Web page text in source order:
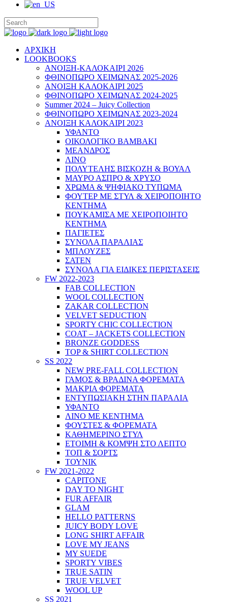
ΑΡΧΙΚΗ
LOOKBOOKS
ΑΝΟΙΞΗ-ΚΑΛΟΚΑΙΡΙ 2026
ΦΘΙΝΟΠΩΡΟ ΧΕΙΜΩΝΑΣ 2025-2026
ΑΝΟΙΞΗ ΚΑΛΟΚΑΙΡΙ 2025
ΦΘΙΝΟΠΩΡΟ ΧΕΙΜΩΝΑΣ 2024-2025
Summer 2024 – Juicy Collection
ΦΘΙΝΟΠΩΡΟ ΧΕΙΜΩΝΑΣ 2023-2024
ΑΝΟΙΞΗ ΚΑΛΟΚΑΙΡΙ 2023
ΥΦΑΝΤΟ
ΟΙΚΟΛΟΓΙΚΟ ΒΑΜΒΑΚΙ
ΜΕΑΝΔΡΟΣ
ΛΙΝΟ
ΠΟΛΥΤΕΛΗΣ ΒΙΣΚΟΖΗ & ΒΟΥΑΛ
ΜΑΥΡΟ ΑΣΠΡΟ & ΧΡΥΣΟ
ΧΡΩΜΑ & ΨΗΦΙΑΚΟ ΤΥΠΩΜΑ
ΦΟΥΤΕΡ ΜΕ ΣΤΥΛ & ΧΕΙΡΟΠΟΙΗΤΟ
ΚΕΝΤΗΜΑ
ΠΟΥΚΑΜΙΣΑ ΜΕ ΧΕΙΡΟΠΟΙΗΤΟ
ΚΕΝΤΗΜΑ
ΠΑΓΙΕΤΕΣ
ΣΥΝΟΛΑ ΠΑΡΑΛΙΑΣ
ΜΠΛΟΥΖΕΣ
ΣΑΤΕΝ
ΣΥΝΟΛΑ ΓΙΑ ΕΙΔΙΚΕΣ ΠΕΡΙΣΤΑΣΕΙΣ
FW 2022-2023
FAB COLLECTION
WOOL COLLECTION
ZAKAR COLLECTION
VELVET SEDUCTION
SPORTY CHIC COLLECTION
COAT – JACKETS COLLECTION
BRONZE GODDESS
TOP & SHIRT COLLECTION
SS 2022
NEW PRE-FALL COLLECTION
ΓΑΜΟΣ & ΒΡΑΔΙΝΑ ΦΟΡΕΜΑΤΑ
ΜΑΚΡΙΑ ΦΟΡΕΜΑΤΑ
ΕΝΤΥΠΩΣΙΑΚΗ ΣΤΗΝ ΠΑΡΑΛΙΑ
ΥΦΑΝΤΟ
ΛΙΝΟ ΜΕ ΚΕΝΤΗΜΑ
ΦΟΥΣΤΕΣ & ΦΟΡΕΜΑΤΑ
ΚΑΘΗΜΕΡΙΝΟ ΣΤΥΛ
ΕΤΟΙΜΗ & ΚΟΜΨΗ ΣΤΟ ΛΕΠΤΟ
ΤΟΠ & ΣΟΡΤΣ
ΤΟΥΝΙΚ
FW 2021-2022
CAPITONE
DAY TO NIGHT
FUR AFFAIR
GLAM
HELLO PATTERNS
JUICY BODY LOVE
LONG SHIRT AFFAIR
LOVE MY JEANS
MY SUEDE
SPORTY VIBES
TRUE SATIN
TRUE VELVET
WOOL UP
SS 2021